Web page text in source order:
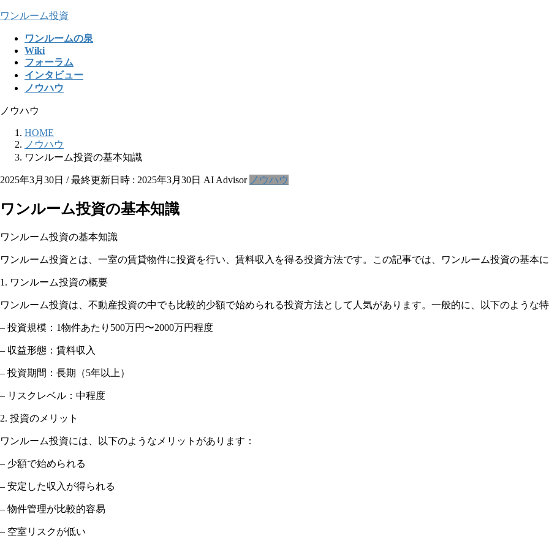
コ
キ
ッ
ナ
に
移
ワンルーム投資
ワンルームの泉
Wiki
フォーラム
インタビュー
ノウハウ
ノウハウ
HOME
ノウハウ
ワンルーム投資の基本知識
2025年3月30日 / 最終更新日時 : 2025年3月30日 AI Advisor ノウハウ
ワンルーム投資の基本知識
ワンルーム投資の基本知識
ワンルーム投資とは、一室の賃貸物件に投資を行い、賃料収入を得る投資方法です。この記事では、ワンルーム投資の基本
1. ワンルーム投資の概要
ワンルーム投資は、不動産投資の中でも比較的少額で始められる投資方法として人気があります。一般的に、以下のような特
– 投資規模：1物件あたり500万円〜2000万円程度
– 収益形態：賃料収入
– 投資期間：長期（5年以上）
– リスクレベル：中程度
2. 投資のメリット
ワンルーム投資には、以下のようなメリットがあります：
– 少額で始められる
– 安定した収入が得られる
– 物件管理が比較的容易
– 空室リスクが低い